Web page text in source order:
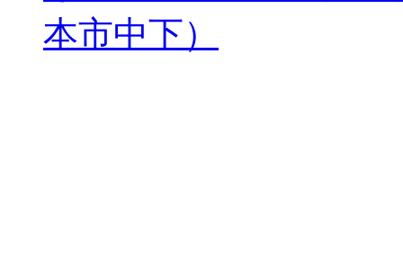
本市中下）